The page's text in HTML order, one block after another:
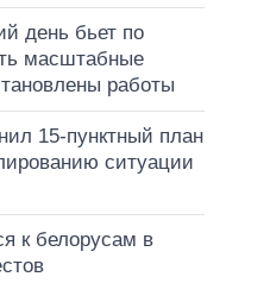
день бьет по
масштабные
работы
15-пунктный план
ситуации
к белорусам в